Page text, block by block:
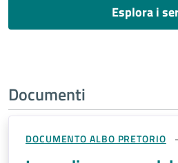
Esplora i
Documenti
DOCUMENTO ALBO PRETORIO